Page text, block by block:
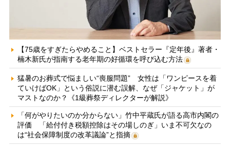
【75歳をすぎたらやめること】ベストセラー『定年後』著者・
楠木新氏が指南する老年期の好循環を呼び込む方法
猛暑のお葬式で悩ましい“喪服問題” 女性は「ワンピースを着
ていけばOK」という俗説に潜む誤解、なぜ「ジャケット」が
マストなのか？《1級葬祭ディレクターが解説》
「何がやりたいのか分からない」竹中平蔵氏が語る高市内閣の
評価 「給付付き税額控除はその場しのぎ」いま不可欠なの
は“社会保障制度の改革議論”と指摘